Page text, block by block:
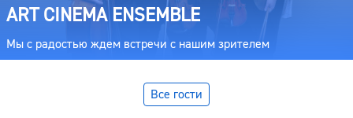
ART CINEMA ENSEMBLE
Мы с радостью ждем встречи с нашим зрителем
Все гости